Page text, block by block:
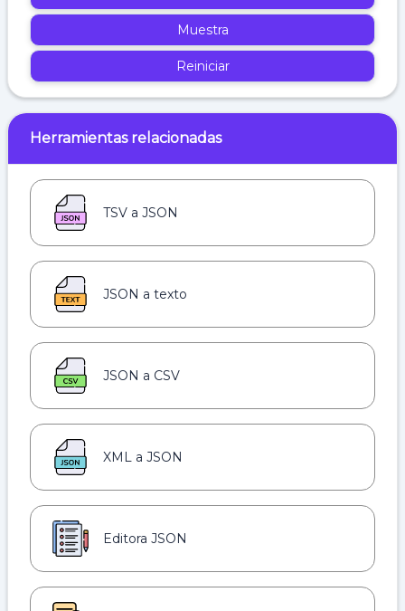
Muestra
Reiniciar
Herramientas relacionadas
TSV a JSON
JSON a texto
JSON a CSV
XML a JSON
Editora JSON